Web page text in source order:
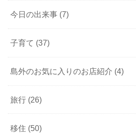
今日の出来事 (7)
子育て (37)
島外のお気に入りのお店紹介 (4)
旅行 (26)
移住 (50)